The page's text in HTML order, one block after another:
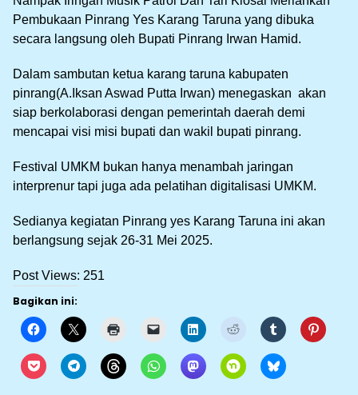
Pembukaan Pinrang Yes Karang Taruna yang dibuka
secara langsung oleh Bupati Pinrang Irwan Hamid.
Dalam sambutan ketua karang taruna kabupaten
pinrang(A.Iksan Aswad Putta Irwan) menegaskan akan
siap berkolaborasi dengan pemerintah daerah demi
mencapai visi misi bupati dan wakil bupati pinrang.
Festival UMKM bukan hanya menambah jaringan
interprenur tapi juga ada pelatihan digitalisasi UMKM.
Sedianya kegiatan Pinrang yes Karang Taruna ini akan
berlangsung sejak 26-31 Mei 2025.
Post Views: 251
Bagikan ini: